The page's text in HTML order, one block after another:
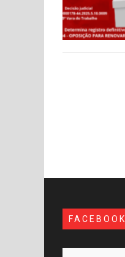
FACEBOOK